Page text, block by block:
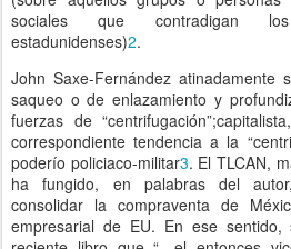
sociales que contradigan
estadunidenses)2.
John Saxe-Fernández atinadamente
saqueo o de enlazamiento y
fuerzas de
correspondiente tendencia a la
poderío policiaco-militar3. El TLCAN,
ha fungido, en palabras del
consolidar la compraventa de
empresarial de EU. En ese